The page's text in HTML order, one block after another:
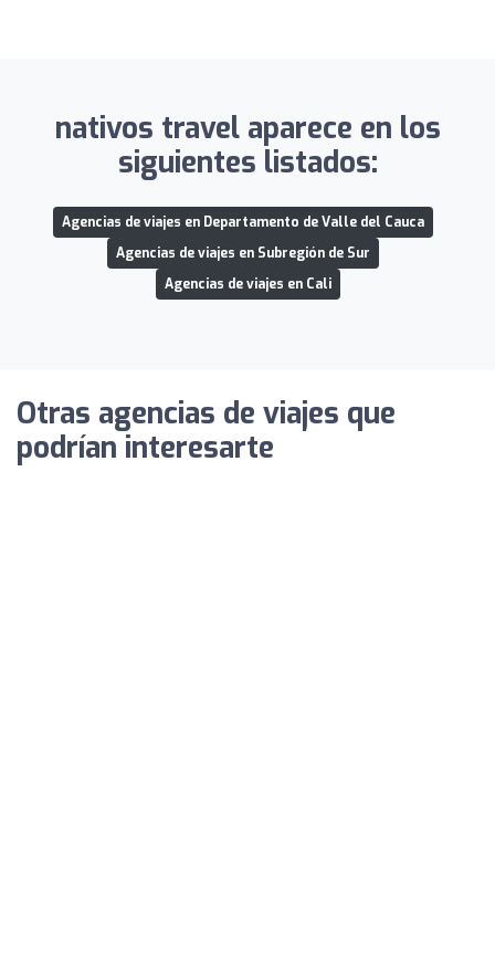
nativos travel aparece en los
siguientes listados:
Agencias de viajes en Departamento de Valle del Cauca
Agencias de viajes en Subregión de Sur
Agencias de viajes en Cali
Otras agencias de viajes que
podrían interesarte